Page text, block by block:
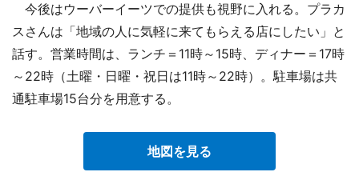
今後はウーバーイーツでの提供も視野に入れる。プラカ
スさんは「地域の人に気軽に来てもらえる店にしたい」と
話す。営業時間は、ランチ＝11時～15時、ディナー＝17時
～22時（土曜・日曜・祝日は11時～22時）。駐車場は共
通駐車場15台分を用意する。
地図を見る